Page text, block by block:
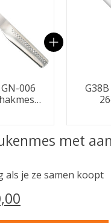
006
met
als je ze samen koopt